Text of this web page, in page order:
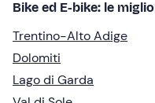
Bike ed E-bike: le
Trentino-Alto Adige
Dolomiti
Lago di Garda